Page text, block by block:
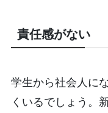
責任感がない
学生から社会人に
くいるでしょう。